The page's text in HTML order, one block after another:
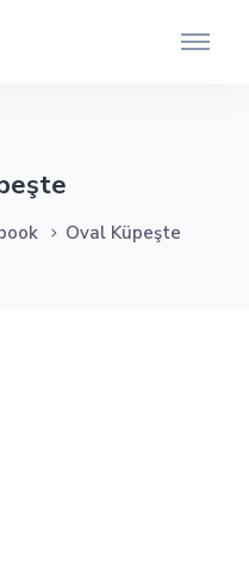
Oval Küpeşte